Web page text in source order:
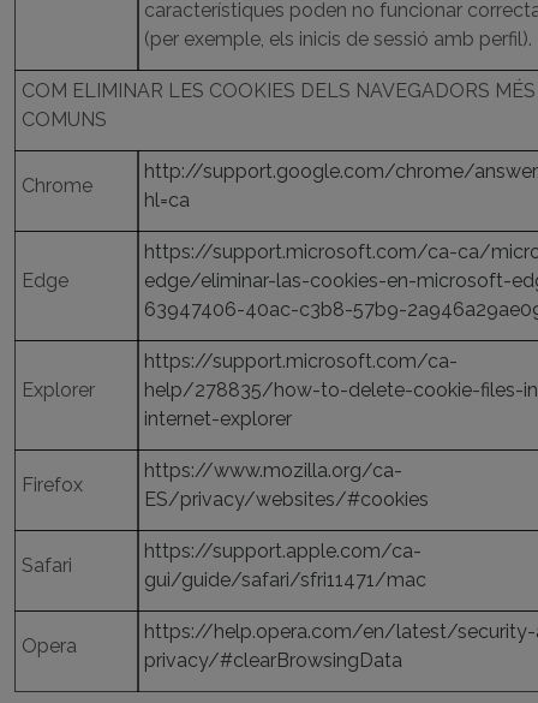
característiques poden no funcionar
(per exemple, els inicis de sessió amb perfil).
COM ELIMINAR LES COOKIES DELS NAVEGADORS MÉS
COMUNS
Chrome
http://support.google.com/chrome/
hl=ca
Edge
https://support.microsoft.com/ca-ca/
edge/eliminar-las-cookies-en-microsoft-
63947406-40ac-c3b8-57b9-
Explorer
https://support.microsoft.com/ca-
help/278835/how-to-delete-cookie-files-
internet-explorer
Firefox
https://www.mozilla.org/ca-
ES/privacy/websites/#cookies
Safari
https://support.apple.com/ca-
gui/guide/safari/sfri11471/mac
Opera
https://help.opera.com/en/latest/
privacy/#clearBrowsingData